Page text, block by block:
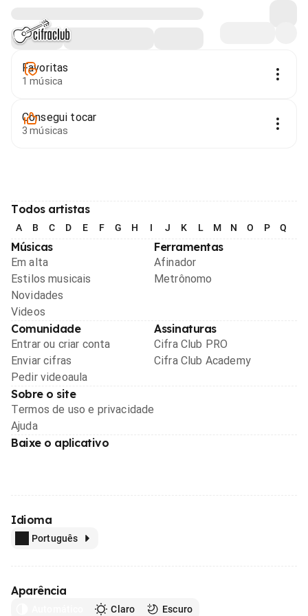
Favoritas
1 música
Consegui tocar
3 músicas
Todos artistas
A B C D E F G H I J K L M N O P Q
Músicas
Em alta
Estilos musicais
Novidades
Videos
Ferramentas
Afinador
Metrônomo
Comunidade
Entrar ou criar conta
Enviar cifras
Pedir videoaula
Assinaturas
Cifra Club PRO
Cifra Club Academy
Sobre o site
Termos de uso e privacidade
Ajuda
Baixe o aplicativo
Idioma
Português
Aparência
Claro Escuro